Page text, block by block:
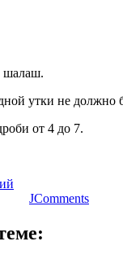
шалаш.
утки не должно
от 4 до 7.
JComments